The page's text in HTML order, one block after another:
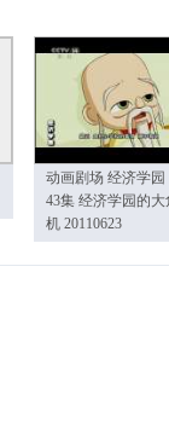
动画剧场 经济学园
43集 经济学园的大
机 20110623